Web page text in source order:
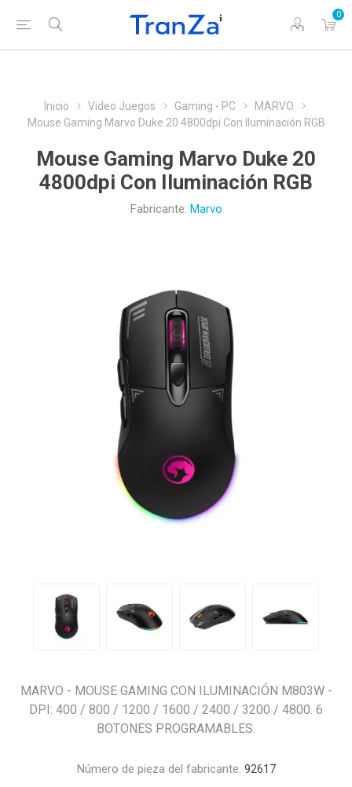
0
Inicio Video Juegos Gaming - PC
MARVO
Mouse Gaming Marvo Duke 20 4800dpi Con Iluminación RGB
Mouse Gaming Marvo Duke 20
4800dpi Con Iluminación RGB
Fabricante: Marvo
MARVO - MOUSE GAMING CON ILUMINACIÓN M803W -
DPI: 400 / 800 / 1200 / 1600 / 2400 / 3200 / 4800. 6
BOTONES PROGRAMABLES.
Número de pieza del fabricante: 92617